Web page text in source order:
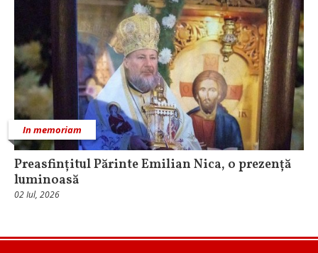
In memoriam
Preasfințitul Părinte Emilian Nica, o prezență
luminoasă
02 Iul, 2026